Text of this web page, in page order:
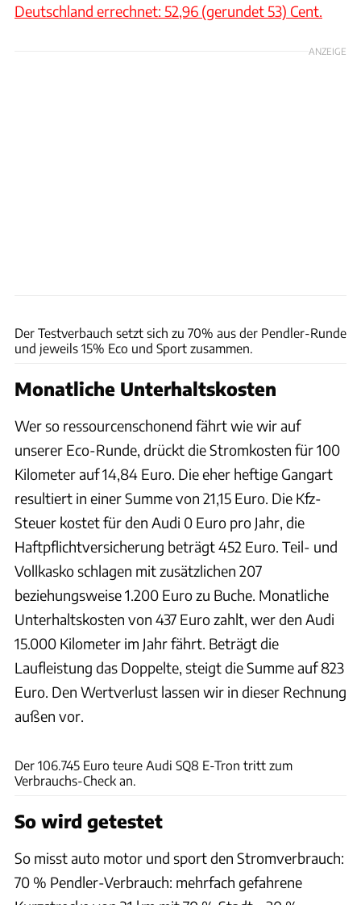
Deutschland errechnet: 52,96 (gerundet 53) Cent.
ANZEIGE
Der Testverbauch setzt sich zu 70% aus der Pendler-Runde
und jeweils 15% Eco und Sport zusammen.
Monatliche Unterhaltskosten
Wer so ressourcenschonend fährt wie wir auf
unserer Eco-Runde, drückt die Stromkosten für 100
Kilometer auf 14,84 Euro. Die eher heftige Gangart
resultiert in einer Summe von 21,15 Euro. Die Kfz-
Steuer kostet für den Audi 0 Euro pro Jahr, die
Haftpflichtversicherung beträgt 452 Euro. Teil- und
Vollkasko schlagen mit zusätzlichen 207
beziehungsweise 1.200 Euro zu Buche. Monatliche
Unterhaltskosten von 437 Euro zahlt, wer den Audi
15.000 Kilometer im Jahr fährt. Beträgt die
Laufleistung das Doppelte, steigt die Summe auf 823
Euro. Den Wertverlust lassen wir in dieser Rechnung
außen vor.
Der 106.745 Euro teure Audi SQ8 E-Tron tritt zum
Verbrauchs-Check an.
So wird getestet
So misst auto motor und sport den Stromverbrauch:
70 % Pendler-Verbrauch: mehrfach gefahrene